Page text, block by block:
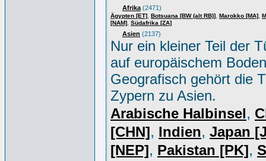
Afrika (2471)
Ägypten [ET] Botsuana [BW (alt RB)] Marokko [MA]
[NAM] Südafrika [ZA]
Asien (2137)
Nur ein kleiner Teil der
auf europäischem
Geografisch gehört die
Zypern zu Asien.
Arabische Halbinsel,
[CHN], Indien, Japan
[NEP], Pakistan [PK],